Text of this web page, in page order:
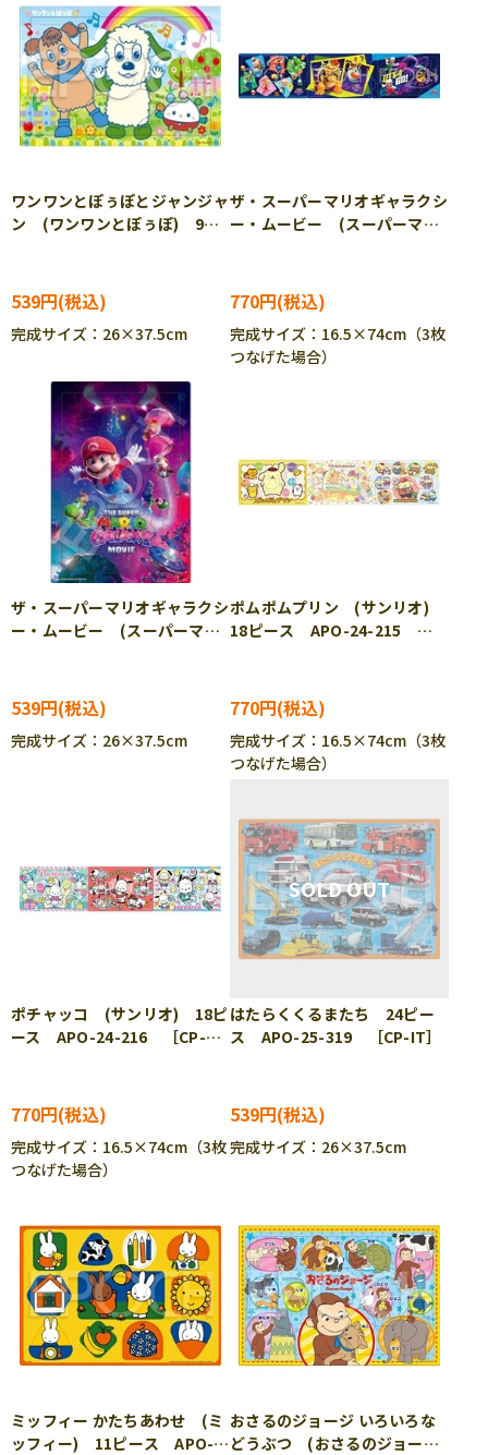
ワンワンとぽぅぽとジャンジャ
ン (ワンワンとぽぅぽ) 9ピ
539円
完成サイズ：26×37.5cm
ザ・スーパーマリオギャラクシ
ー・ムービー (スーパーマリ
770円
完成サイズ：16.5×74cm（3枚
つなげた場合）
ザ・スーパーマリオギャラクシ
ー・ムービー (スーパーマリ
539円
完成サイズ：26×37.5cm
ポムポムプリン (サンリオ)
18ピース APO-24-215
770円
完成サイズ：16.5×74cm（3枚
つなげた場合）
ポチャッコ (サンリオ) 18ピ
ース APO-24-216 ［CP-
770円
完成サイズ：16.5×74cm（3枚
つなげた場合）
はたらくくるまたち 24ピー
ス APO-25-319 ［CP-IT］
539円
完成サイズ：26×37.5cm
ミッフィー かたちあわせ (ミ
ッフィー) 11ピース APO-
おさるのジョージ いろいろな
どうぶつ (おさるのジョー